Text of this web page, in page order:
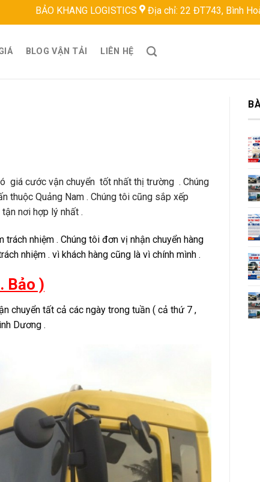
LOGISTICS Địa chỉ: 22 ĐT743, Bình Hoà, Thuận An,
BLOG VẬN TẢI LIÊN HỆ
giá cước vận chuyển tốt nhất thị trường . Chúng
thuộc Quảng Nam . Chúng tôi cũng sắp xếp
nơi hợp lý nhất .
nhiệm . Chúng tôi đơn vị nhận chuyển hàng
nhiệm . vì khách hàng cũng là vì chính mình .
Bảo )
chuyển tất cả các ngày trong tuần ( cả thứ 7 ,
Dương .